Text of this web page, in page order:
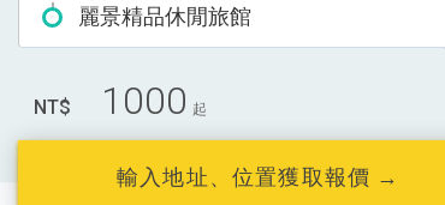
麗景精品休閒旅館
NT$ 1000 起
輸入地址、位置獲取報價 →